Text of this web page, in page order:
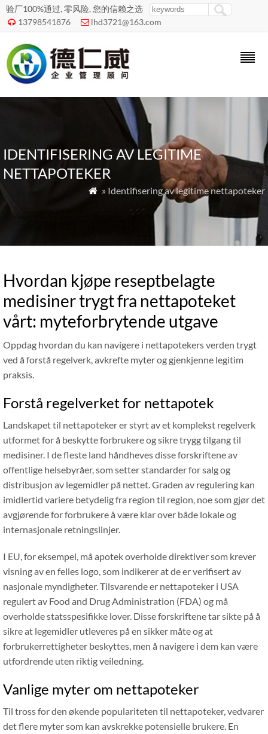
验厂100%通过, 零风险, 您的信赖之选
 13798541876  lhd3721@163.com
IDENTIFISERING AV LEGITIME
NETTAPOTEKER
 » Identifisering av legitime nettapoteker
Hvordan kjøpe reseptbelagte
medisiner trygt fra nettapoteket
vårt: myteforbrytende utgave
Oppdag hvordan du kan navigere i nettapotekers verden trygt
ved å forstå regelverk, avkrefte myter og gjenkjenne legitim
praksis.
Forstå regelverket for nettapotek
Landskapet til nettapoteker er styrt av et komplekst regelverk
utformet for å beskytte forbrukere og sikre trygg tilgang til
medisiner. I de fleste land håndheves disse forskriftene av
offentlige helsebyråer, som setter standarder for salg og
distribusjon av legemidler på nettet. Graden av regulering kan
imidlertid variere betydelig fra region til region, noe som gjør det
avgjørende for forbrukere å være klar over både lokale og
internasjonale retningslinjer.
I EU, for eksempel, må apotek overholde direktiver som krever
visning av en felles logo, som indikerer at de er verifisert av
nasjonale myndigheter. Tilsvarende er nettapoteker i USA
regulert av Food and Drug Administration (FDA) og må
overholde statsspesifikke lover. Disse forskriftene tar sikte på å
sikre at legemidler utleveres på en sikker måte og at
forbrukerrettigheter beskyttes, men å navigere i dem kan være
utfordrende uten riktig veiledning.
Vanlige myter om nettapoteker
Til tross for den økende populariteten til nettapoteker, vedvarer
det flere myter som kan avskrekke potensielle brukere. En